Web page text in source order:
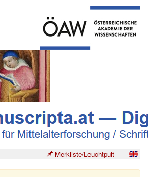
Merkliste/Leuchtpult